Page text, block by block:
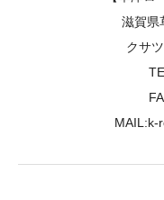
滋賀県
クサ
MAIL:k-